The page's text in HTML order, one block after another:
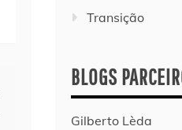
Transição
BLOGS
Gilberto Lèda